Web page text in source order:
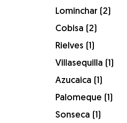
Lominchar (2)
Cobisa (2)
Rielves (1)
Villasequilla (1)
Azucaica (1)
Palomeque (1)
Sonseca (1)